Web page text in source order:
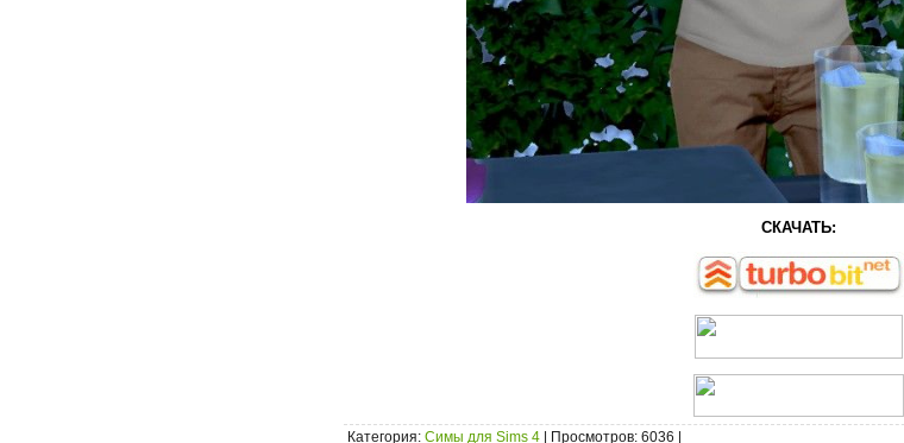
СКАЧАТЬ:
Категория: Симы для Sims 4 Просмотров: 6036 |